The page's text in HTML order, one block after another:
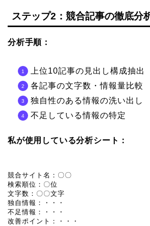
ステップ2：競合記事の徹底分
分析手順：
上位10記事の見出し構成抽出
各記事の文字数・情報量比較
独自性のある情報の洗い出し
不足している情報の特定
私が使用している分析シート：
競合サイト名：〇〇
検索順位：〇位
文字数：〇〇文字
独自情報：・・・
不足情報：・・・
改善ポイント：・・・